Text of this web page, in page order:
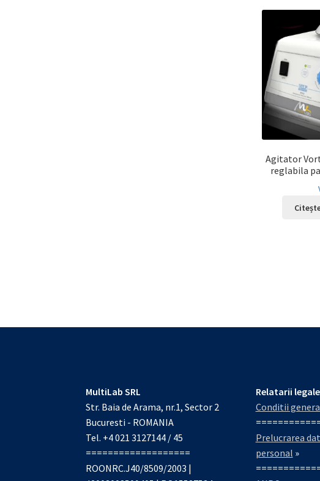
Agitator
reglabila
MultiLab SRL
Str. Baia de Arama, nr.1, Sector 2
Bucuresti - ROMANIA
Tel. +4 021 3127144 / 45
===================
ROONRC.J40/8509/2003 |
Relatarii legale
Conditii
Prelucrarea
personal »